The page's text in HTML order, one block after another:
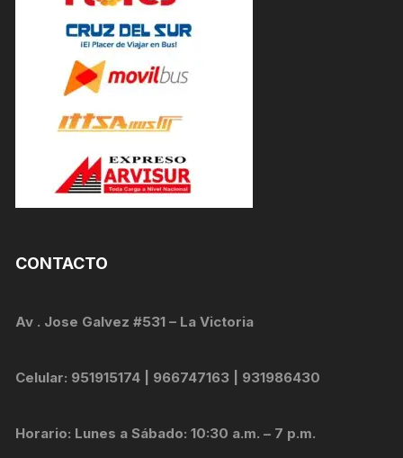
CONTACTO
Av . Jose Galvez #531 – La Victoria
Celular: 951915174 | 966747163 | 931986430
Horario: Lunes a Sábado: 10:30 a.m. – 7 p.m.